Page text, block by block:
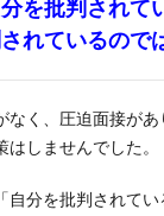
を批判されて
れているので
なく、圧迫面接が
しませんでした。
自分を批判されてい